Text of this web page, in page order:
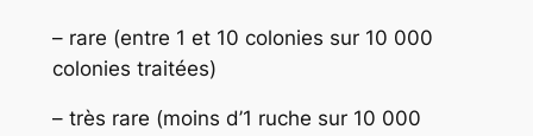
– rare (entre 1 et 10 colonies sur 10 000
colonies traitées)
– très rare (moins d’1 ruche sur 10 000